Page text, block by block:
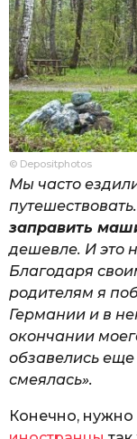
© Depositphotos
Мы часто
заправить
дешевле. И это
Благодаря
родителям я
Германии и в
окончании
обзавелись
смеялась».
Конечно, нужно